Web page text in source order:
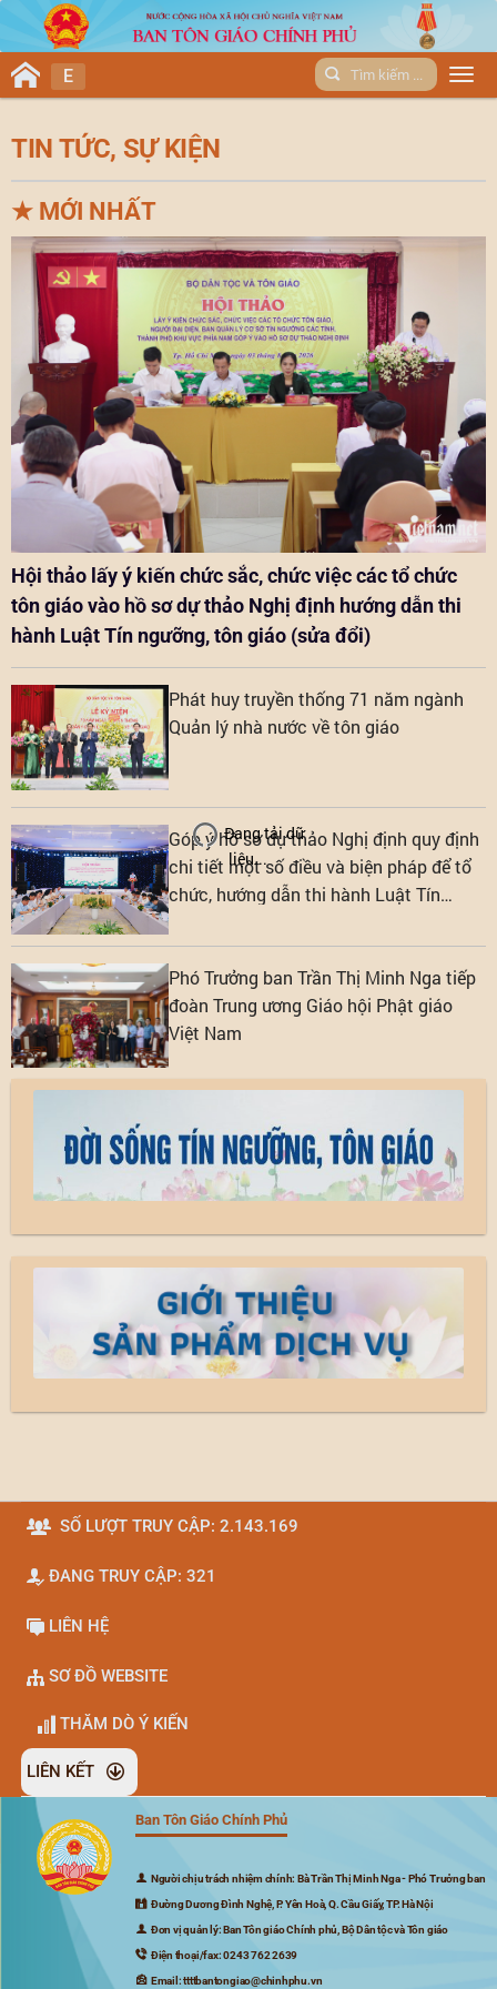
E
TIN TỨC, SỰ KIỆN
★ MỚI NHẤT
Hội thảo lấy ý kiến chức sắc, chức việc các tổ chức
tôn giáo vào hồ sơ dự thảo Nghị định hướng dẫn thi
hành Luật Tín ngưỡng, tôn giáo (sửa đổi)
Phát huy truyền thống 71 năm ngành
Quản lý nhà nước về tôn giáo
Góp ý hồ sơ dự thảo Nghị định quy định
chi tiết một số điều và biện pháp để tổ
chức, hướng dẫn thi hành Luật Tín
Phó Trưởng ban Trần Thị Minh Nga tiếp
đoàn Trung ương Giáo hội Phật giáo
Việt Nam
SỐ LƯỢT TRUY CẬP: 2.143.169
ĐANG TRUY CẬP: 321
LIÊN HỆ
SƠ ĐỒ WEBSITE
THĂM DÒ Ý KIẾN
LIÊN KẾT
Ban Tôn Giáo Chính Phủ
Người chịu trách nhiệm chính: Bà Trần Thị Minh Nga - Phó Trưởng ban
Đường Dương Đình Nghệ, P. Yên Hoà, Q. Cầu Giấy, TP. Hà Nội
Đơn vị quản lý: Ban Tôn giáo Chính phủ, Bộ Dân tộc và Tôn giáo
Điện thoại/fax: 0243 762 2639
Email: ttttbantongiao@chinhphu.vn
Đã kết nối EMC
Đang tải dữ
liệu...